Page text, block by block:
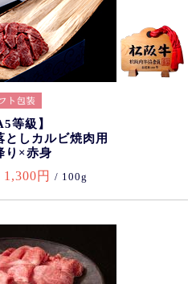
等級】
としカルビ焼肉用
り×赤身
1,300円 / 100g